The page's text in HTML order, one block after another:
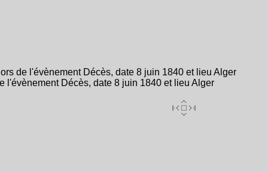
de l'évènement Décès, date 8 juin 1840 et lieu Alger
l'évènement Décès, date 8 juin 1840 et lieu Alger